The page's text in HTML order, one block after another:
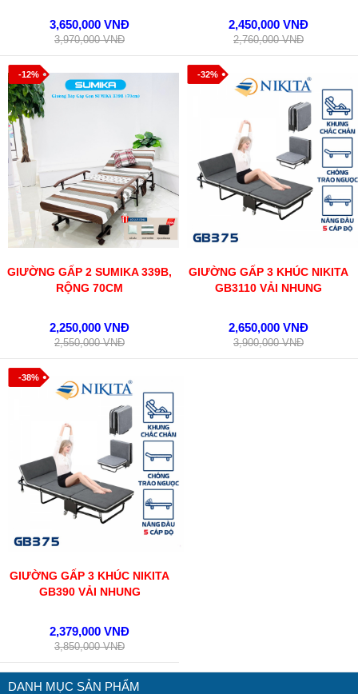
3,650,000 VNĐ
3,970,000 VNĐ
2,450,000 VNĐ
2,760,000 VNĐ
-12%
GIƯỜNG GẤP 2 SUMIKA 339B,
RỘNG 70CM
2,250,000 VNĐ
2,550,000 VNĐ
-32%
GIƯỜNG GẤP 3 KHÚC NIKITA
GB3110 VẢI NHUNG
2,650,000 VNĐ
3,900,000 VNĐ
-38%
GIƯỜNG GẤP 3 KHÚC NIKITA
GB390 VẢI NHUNG
2,379,000 VNĐ
3,850,000 VNĐ
DANH MỤC SẢN PHẨM